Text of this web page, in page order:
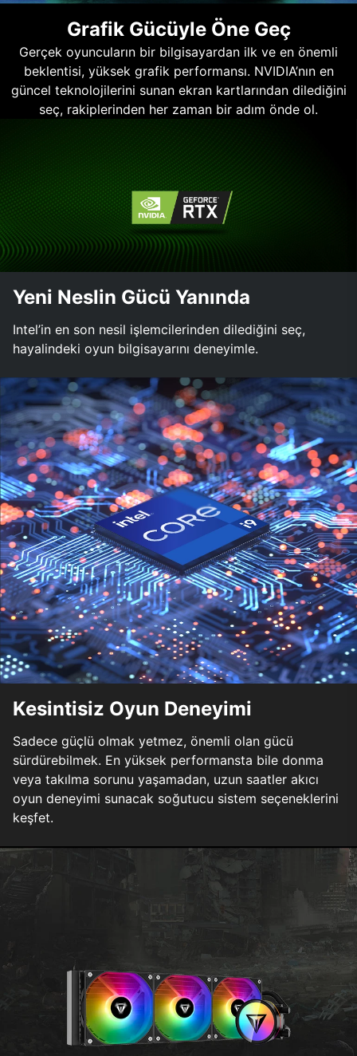
Grafik Gücüyle Öne Geç
Gerçek oyuncuların bir bilgisayardan ilk ve en önemli
beklentisi, yüksek grafik performansı. NVIDIA’nın en
güncel teknolojilerini sunan ekran kartlarından dilediğini
seç, rakiplerinden her zaman bir adım önde ol.
Yeni Neslin Gücü Yanında
Intel’in en son nesil işlemcilerinden dilediğini seç,
hayalindeki oyun bilgisayarını deneyimle.
Kesintisiz Oyun Deneyimi
Sadece güçlü olmak yetmez, önemli olan gücü
sürdürebilmek. En yüksek performansta bile donma
veya takılma sorunu yaşamadan, uzun saatler akıcı
oyun deneyimi sunacak soğutucu sistem seçeneklerini
keşfet.